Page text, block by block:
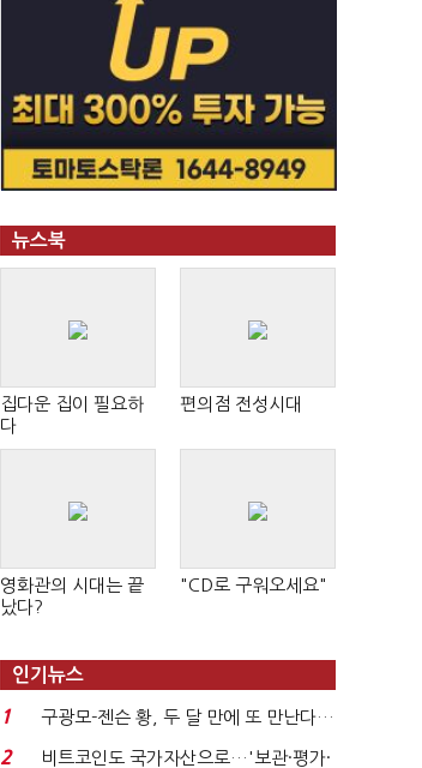
뉴스북
집다운 집이 필요하
다
편의점 전성시대
영화관의 시대는 끝
났다?
"CD로 구워오세요"
인기뉴스
1
구광모-젠슨 황, 두 달 만에 또 만난다…
로봇·AI 등 논...
2
비트코인도 국가자산으로…'보관·평가·